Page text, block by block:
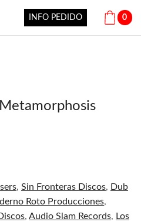
INFO PEDIDO 0
, Sin Fronteras Discos, Dub
Roto Producciones,
, Audio Slam Records, Los